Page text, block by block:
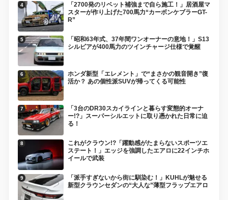
「2700発のリベット補強まで自ら施工！」居酒屋マ
スターが作り上げた700馬力“カーボンケブラーGT-
R”
「昭和63年式、37年間ワンオーナーの意地！」S13
シルビアが400馬力のツインチャージ仕様で覚醒
ホンダ新型「エレメント」で“まさかの観音開き”復
活か？ あの個性派SUVが帰ってくる可能性
「3台のDR30スカイラインと暮らす変態的オーナ
ー!?」スーパーシルエットに取り憑かれた日常に迫
る！
これがクラウン!?「躍動感がたまらないスポーツエ
ステート！」エッジを強調したエアロに22インチホ
イールで武装
「派手すぎないから街に馴染む！」KUHLが魅せる
新型クラウンセダンの“大人な”薄型フラップエアロ